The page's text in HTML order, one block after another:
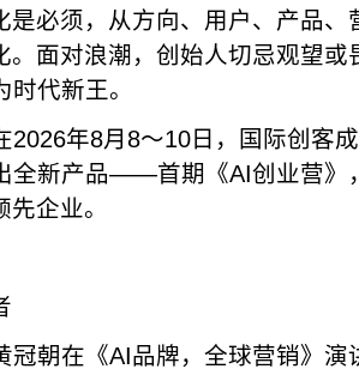
是必须，从方向、用户、产品、
。面对浪潮，创始人切忌观望或
代新王。
2026年8月8～10日，国际创客
全新产品——首期《AI创业营》
企业。
冠朝在《AI品牌，全球营销》演